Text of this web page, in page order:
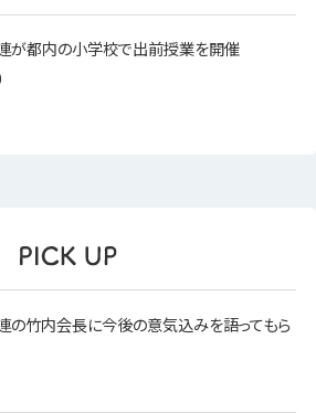
が都内の小学校で出前授業を開催
の竹内会長に今後の意気込みを語ってもら